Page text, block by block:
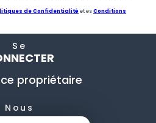
de Confidentialitéet esConditions
Se
propriétaire
Nous
SUIVRE